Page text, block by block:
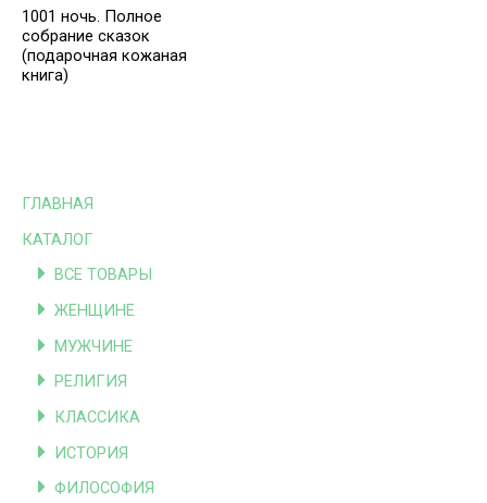
ГЛАВНАЯ
КАТАЛОГ
ВСЕ ТОВАРЫ
ЖЕНЩИНЕ
МУЖЧИНЕ
РЕЛИГИЯ
КЛАССИКА
ИСТОРИЯ
ФИЛОСОФИЯ
1001 ночь. Полное
собрание сказок
(подарочная кожаная
книга)